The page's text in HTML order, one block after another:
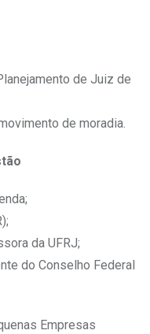
de Juiz de
de moradia.
da UFRJ;
do Conselho Federal
Empresas